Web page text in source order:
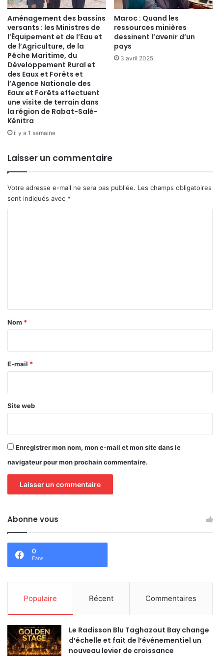
Aménagement des bassins
versants : les Ministres de
l’Équipement et de l’Eau et
de l’Agriculture, de la
Pêche Maritime, du
Développement Rural et
des Eaux et Forêts et
l’Agence Nationale des
Eaux et Forêts effectuent
une visite de terrain dans
la région de Rabat-Salé-
Kénitra
il y a 1 semaine
Maroc : Quand les
ressources minières
dessinent l’avenir d’un
pays
3 avril 2025
Laisser un commentaire
Votre adresse e-mail ne sera pas publiée. Les champs obligatoires
sont indiqués avec *
a
e
Nom *
E-mail *
Site web
Enregistrer mon nom, mon e-mail et mon site dans le
navigateur pour mon prochain commentaire.
Abonne vous
0
Fans
Populaire Récent Commentaires
Le Radisson Blu Taghazout Bay change
d’échelle et fait de l’événementiel un
nouveau levier de croissance